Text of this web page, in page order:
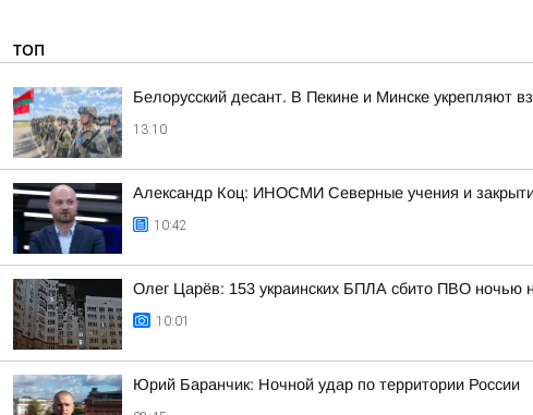
ТОП
Белорусский десант. В Пекине и Минске укрепляют
13:10
Александр Коц: ИНОСМИ Северные учения и
10:42
Олег Царёв: 153 украинских БПЛА сбито ПВО ночью
10:01
Юрий Баранчик: Ночной удар по территории России